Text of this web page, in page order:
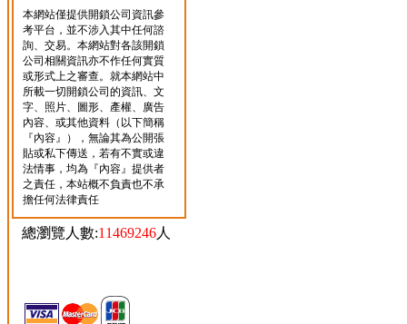
本網站僅提供開鎖公司資訊參
考平台，並不涉入其中任何諮
詢、交易。本網站對各該開鎖
公司相關資訊亦不作任何實質
或形式上之審查。就本網站中
所載一切開鎖公司的資訊、文
字、照片、圖形、產權、廣告
內容、或其他資料（以下簡稱
『內容』），無論其為公開張
貼或私下傳送，若有不實或違
法情事，均為『內容』提供者
之責任，本站概不負責也不承
擔任何法律責任
總瀏覽人數:11469246人